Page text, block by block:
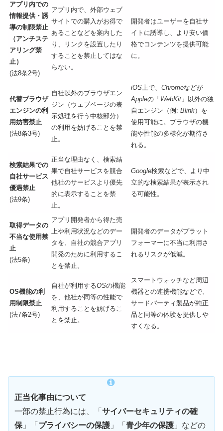
アプリ内での
情報提供・誘
導の制限禁止
（アンチステ
アリング禁
止）
(法8条2号)
アプリ内で、外部ウェブ
サイトでの購入がお得で
あることなどを案内した
り、リンクを設置したり
することを禁止してはな
らない。
開発者はユーザーを自社サ
イトに誘導し、より安い価
格でコンテンツを提供可能
に。
代替ブラウザ
エンジンの利
用妨害禁止
(法8条3号)
自社以外のブラウザエン
ジン（ウェブページの表
示処理を行う中核部分）
の利用を妨げることを禁
止。
iOS上で、 Chromeなどが
Appleの「 WebKit 」以外の独
自エンジン（例: Blink）を
使用可能に。ブラウザの機
能や性能の多様化が期待さ
れる。
検索結果での
自社サービス
優遇禁止
(法9条)
正当な理由なく、検索結
果で自社サービスを競合
他社のサービスより優先
的に表示することを禁
止。
Google検索などで、より中
立的な検索結果が表示され
る可能性。
取得データの
不当な使用禁
止
(法5条)
アプリ開発者から得た売
上や利用状況などのデー
タを、自社の競合アプリ
開発のために利用するこ
とを禁止。
開発者のデータがプラット
フォーマーに不当に利用さ
れるリスクが低減。
OS機能の利
用制限禁止
(法7条2号)
自社が利用するOSの機能
を、他社が同等の性能で
利用することを妨げるこ
とを禁止。
スマートウォッチなど周辺
機器との連携機能などで、
サードパーティ製品が純正
品と同等の体験を提供しや
すくなる。
正当化事由について
一部の禁止行為には、「 サイバーセキュリティの確
保 」「 プライバシーの保護 」「 青少年の保護 」などの